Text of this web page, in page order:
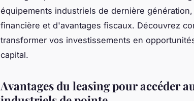
équipements industriels de dernière
financière et d'avantages fiscaux. Découvrez
transformer vos investissements en
capital.
Avantages du leasing pour accéder